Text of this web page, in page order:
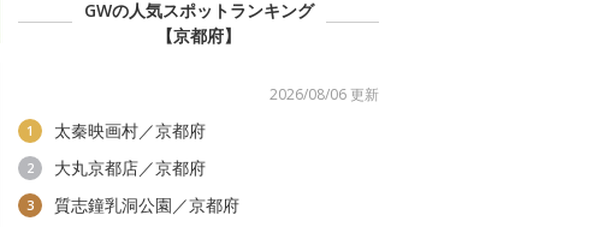
GWの人気スポットランキング
【京都府】
2026/08/06 更新
1 太秦映画村／京都府
2 大丸京都店／京都府
3 質志鐘乳洞公園／京都府